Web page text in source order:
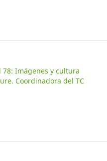
78: Imágenes y cultura
Coordinadora del TC